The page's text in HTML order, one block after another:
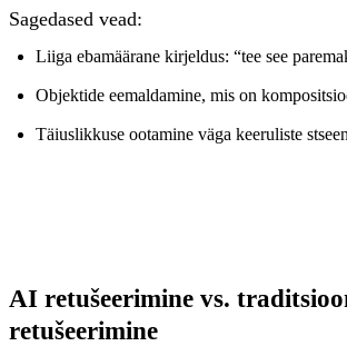
Sagedased vead:
Liiga ebamäärane kirjeldus: “tee see
Objektide eemaldamine, mis on
Täiuslikkuse ootamine väga keeruliste
AI retušeerimine vs.
retušeerimine